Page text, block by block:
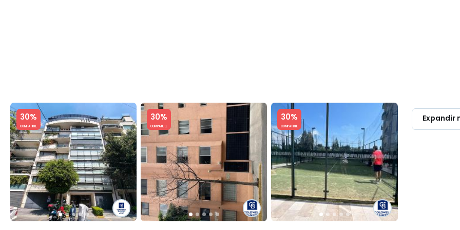
30%
COMPATIBLE
Slide 1 of 5
30%
COMPATIBLE
Slide 1 of 5
30%
COMPATIBLE
Slide 1 of 5
Expandir